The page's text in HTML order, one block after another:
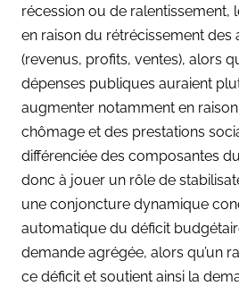
récession ou de ralentissement,
en raison du rétrécissement des
(revenus, profits, ventes), alors
dépenses publiques auraient
augmenter notamment en
chômage et des prestations
différenciée des composantes
donc à jouer un rôle de
une conjoncture dynamique
automatique du déficit
demande agrégée, alors qu’un
ce déficit et soutient ainsi la